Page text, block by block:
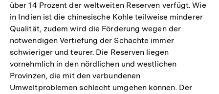
über 14 Prozent der weltweiten Reserven verfügt. Wie
in Indien ist die chinesische Kohle teilweise minderer
Qualität, zudem wird die Förderung wegen der
notwendigen Vertiefung der Schächte immer
schwieriger und teurer. Die Reserven liegen
vornehmlich in den nördlichen und westlichen
Provinzen, die mit den verbundenen
Umweltproblemen schlecht umgehen können. Der